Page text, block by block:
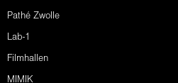
Pathé Zwolle
Lab-1
Filmhallen
MIMIK